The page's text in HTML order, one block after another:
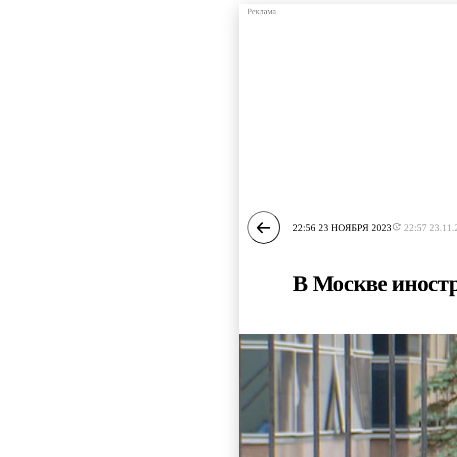
22:56 23 НОЯБРЯ 2023 22:57
В Москве